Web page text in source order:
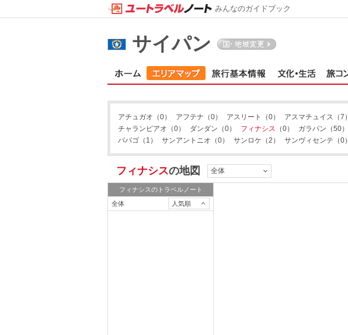
サイパン
アチュガオ （0） アフテナ （0） アスリート （0） アスマチュイス （7）
チャランピアオ （0） ダンダン （0） フィナシス （0） ガラパン （50）
パパゴ （1） サンアントニオ （0） サンロケ （2） サンヴィセンテ （0）
フィナシスの地図 全体
フィナシスのトラベルノート
全体
人気順
みんなのガイドブック